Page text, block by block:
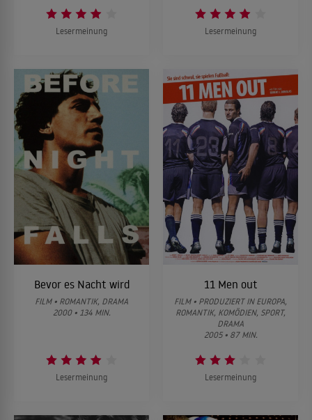
Lesermeinung Lesermeinung
Bevor es Nacht wird
FILM • ROMANTIK, DRAMA
2000 • 134 MIN.
Lesermeinung
11 Men out
FILM • PRODUZIERT IN EUROPA,
ROMANTIK, KOMÖDIEN, SPORT,
DRAMA
2005 • 87 MIN.
Lesermeinung